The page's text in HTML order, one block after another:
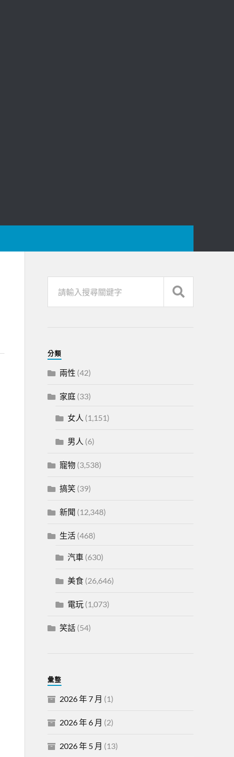
分類
兩性 (42)
家庭(33)
女人 (1,151)
男人 (6)
寵物(3,538)
搞笑(39)
新聞 (12,348)
生活(468)
汽車(630)
美食(26,646)
電玩(1,073)
笑話(54)
彙整
2026 年 7 月 (1)
2026 年 6 月 (2)
2026 年 5 月 (13)